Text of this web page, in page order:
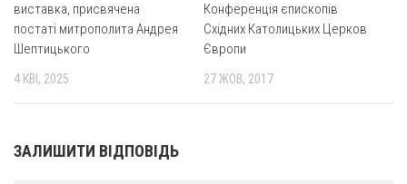
Комісія з питань душпастирства охорони здоров’я
Спільноти
Квіти Слобожанщини
Полтавщина
виставка, присвячена
постаті митрополита Андрея
Шептицького
4 КВІ, 2025
Конференція єпископів
Східних Католицьких Церков
Європи
27 ЖОВ, 2017
ЗАЛИШИТИ ВІДПОВІДЬ